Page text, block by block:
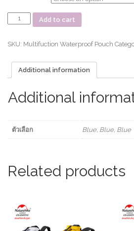
กระเป๋า
กัน
Multifuction
Pouch
quantity
Add to cart
SKU: Multifuction Waterproof Pouch
Additional information
Additional
ตัวเลือก Blue, Blue, Blue
Related products